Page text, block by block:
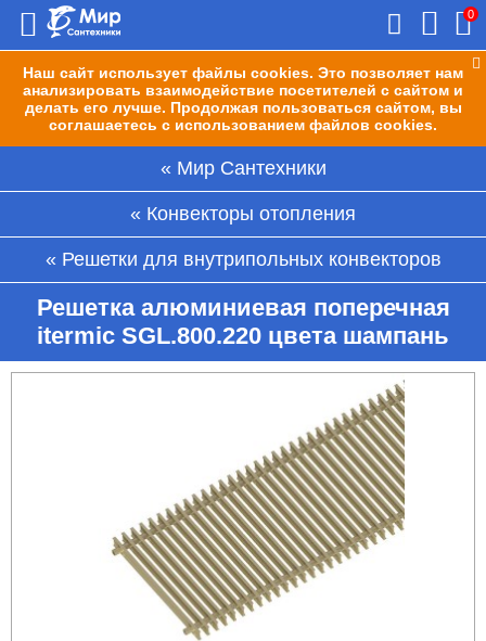
Наш сайт использует файлы cookies. Это позволяет нам
анализировать взаимодействие посетителей с сайтом и
делать его лучше. Продолжая пользоваться сайтом, вы
соглашаетесь с использованием файлов cookies.
0
Мир Сантехники
Конвекторы отопления
Решетки для внутрипольных конвекторов
Решетка алюминиевая поперечная
itermic SGL.800.220 цвета шампань